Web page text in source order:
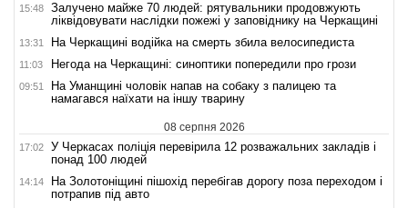
15:48
Залучено майже 70 людей: рятувальники продовжують
ліквідовувати наслідки пожежі у заповіднику на Черкащині
13:31 На Черкащині водійка на смерть збила велосипедиста
11:03 Негода на Черкащині: синоптики попередили про грози
09:51
На Уманщині чоловік напав на собаку з палицею та
намагався наїхати на іншу тварину
08 серпня 2026
17:02
У Черкасах поліція перевірила 12 розважальних закладів і
понад 100 людей
14:14
На Золотоніщині пішохід перебігав дорогу поза переходом і
потрапив під авто